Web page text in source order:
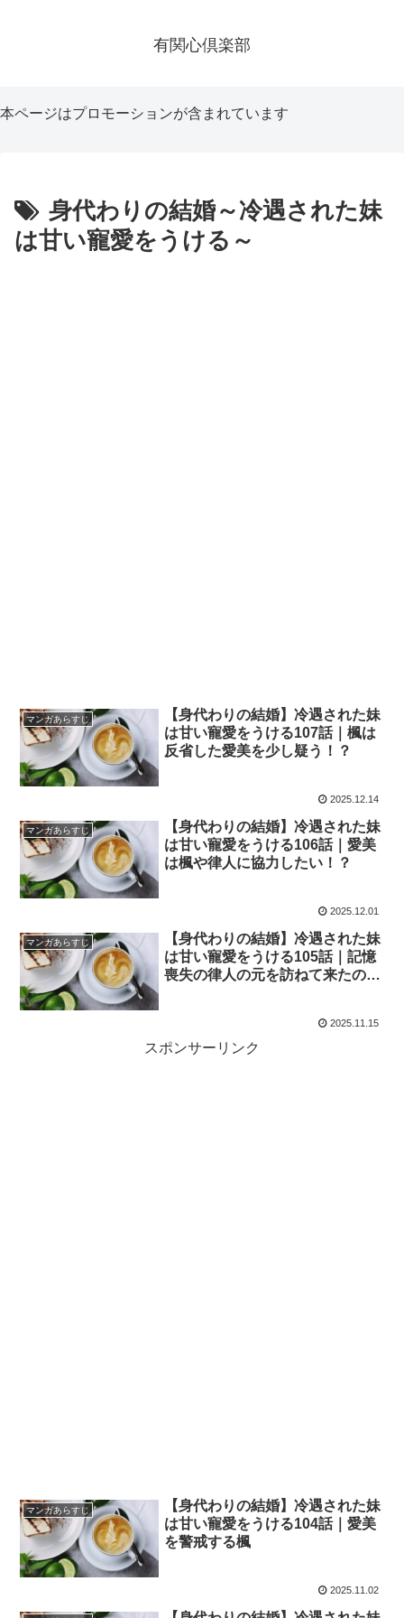
有関心倶楽部
本ページはプロモーションが含まれています
身代わりの結婚～冷遇された妹
は甘い寵愛をうける～
マンガあらすじ
【身代わりの結婚】冷遇された妹
は甘い寵愛をうける107話｜楓は
反省した愛美を少し疑う！？
2025.12.14
マンガあらすじ
【身代わりの結婚】冷遇された妹
は甘い寵愛をうける106話｜愛美
は楓や律人に協力したい！？
2025.12.01
マンガあらすじ
【身代わりの結婚】冷遇された妹
は甘い寵愛をうける105話｜記憶
喪失の律人の元を訪ねて来たのは
2025.11.15
スポンサーリンク
マンガあらすじ
【身代わりの結婚】冷遇された妹
は甘い寵愛をうける104話｜愛美
を警戒する楓
2025.11.02